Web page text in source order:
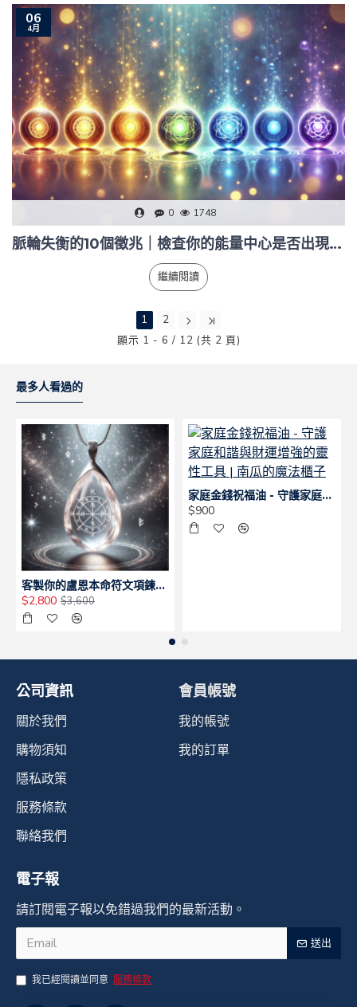
06
4月
0 1748
脈輪失衡的10個徵兆｜檢查你的能量中心是否出現警訊
繼續閱讀
1
2
顯示 1 - 6 / 12 (共 2 頁)
最多人看過的
客製你的盧恩本命符文項鍊與能量刺青 | 開啟靈魂力量！
$2,800 $3,600
家庭金錢祝福油 - 守護家庭和諧與財運增強的靈性工具 | 南瓜的魔法櫃子
$900
公司資訊
關於我們
購物須知
隱私政策
服務條款
聯絡我們
會員帳號
我的帳號
我的訂單
電子報
請訂閱電子報以免錯過我們的最新活動。
送出
我已經閱讀並同意 服務條款